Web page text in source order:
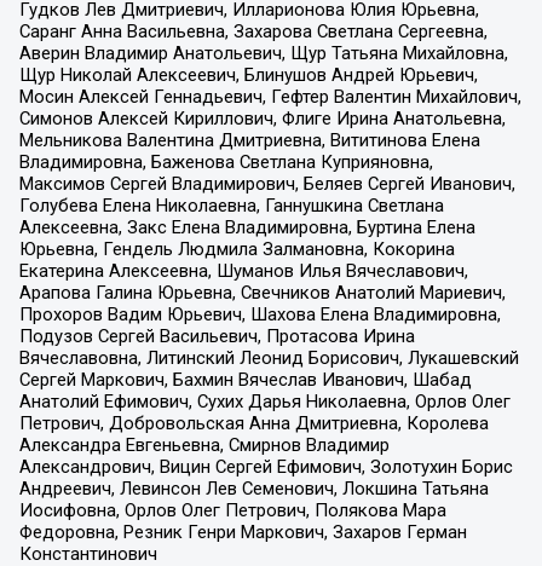
Гудков Лев Дмитриевич, Илларионова Юлия Юрьевна,
Саранг Анна Васильевна, Захарова Светлана Сергеевна,
Аверин Владимир Анатольевич, Щур Татьяна Михайловна,
Щур Николай Алексеевич, Блинушов Андрей Юрьевич,
Мосин Алексей Геннадьевич, Гефтер Валентин Михайлович,
Симонов Алексей Кириллович, Флиге Ирина Анатольевна,
Мельникова Валентина Дмитриевна, Вититинова Елена
Владимировна, Баженова Светлана Куприяновна,
Максимов Сергей Владимирович, Беляев Сергей Иванович,
Голубева Елена Николаевна, Ганнушкина Светлана
Алексеевна, Закс Елена Владимировна, Буртина Елена
Юрьевна, Гендель Людмила Залмановна, Кокорина
Екатерина Алексеевна, Шуманов Илья Вячеславович,
Арапова Галина Юрьевна, Свечников Анатолий Мариевич,
Прохоров Вадим Юрьевич, Шахова Елена Владимировна,
Подузов Сергей Васильевич, Протасова Ирина
Вячеславовна, Литинский Леонид Борисович, Лукашевский
Сергей Маркович, Бахмин Вячеслав Иванович, Шабад
Анатолий Ефимович, Сухих Дарья Николаевна, Орлов Олег
Петрович, Добровольская Анна Дмитриевна, Королева
Александра Евгеньевна, Смирнов Владимир
Александрович, Вицин Сергей Ефимович, Золотухин Борис
Андреевич, Левинсон Лев Семенович, Локшина Татьяна
Иосифовна, Орлов Олег Петрович, Полякова Мара
Федоровна, Резник Генри Маркович, Захаров Герман
Константинович